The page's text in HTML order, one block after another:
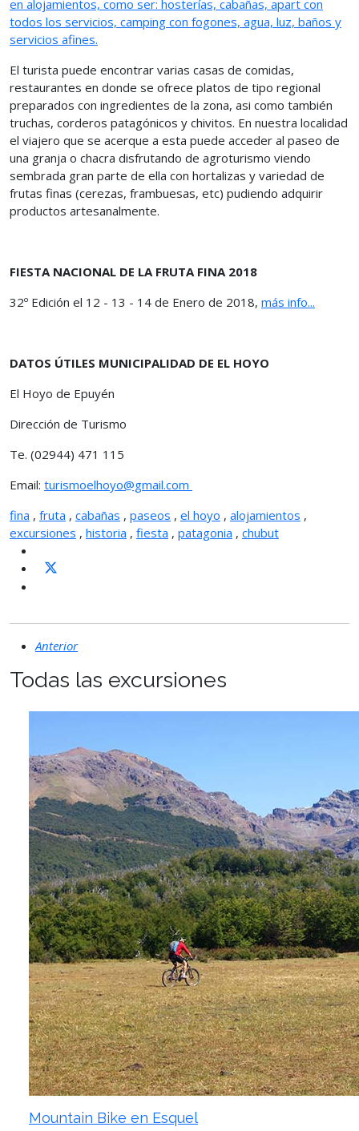
en alojamientos, como ser: hosterías, cabañas, apart con
todos los servicios, camping con fogones, agua, luz, baños y
servicios afines.
El turista puede encontrar varias casas de comidas,
restaurantes en donde se ofrece platos de tipo regional
preparados con ingredientes de la zona, asi como también
truchas, corderos patagónicos y chivitos. En nuestra localidad
el viajero que se acerque a esta puede acceder al paseo de
una granja o chacra disfrutando de agroturismo viendo
sembrada gran parte de ella con hortalizas y variedad de
frutas finas (cerezas, frambuesas, etc) pudiendo adquirir
productos artesanalmente.
FIESTA NACIONAL DE LA FRUTA FINA 2018
32º Edición el 12 - 13 - 14 de Enero de 2018, más info...
DATOS ÚTILES MUNICIPALIDAD DE EL HOYO
El Hoyo de Epuyén
Dirección de Turismo
Te. (02944) 471 115
Email: turismoelhoyo@gmail.com
fina , fruta , cabañas , paseos , el hoyo , alojamientos ,
excursiones , historia , fiesta , patagonia , chubut
Anterior
Todas las excursiones
Mountain Bike en Esquel